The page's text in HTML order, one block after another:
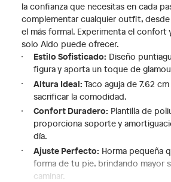
la confianza que necesitas en cada
complementar cualquier outfit, desde
el más formal. Experimenta el confort
solo Aldo puede ofrecer.
Estilo Sofisticado: Diseño
figura y aporta un toque de
Altura Ideal: Taco aguja de 7.62
sacrificar la comodidad.
Confort Duradero: Plantilla de
proporciona soporte y
día.
Ajuste Perfecto: Horma pequeña
forma de tu pie, brindando mayor
caminar.